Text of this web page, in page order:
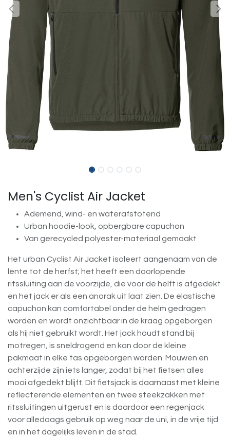
Men's Cyclist Air Jacket
Ademend, wind- en waterafstotend
Urban hoodie-look, opbergbare capuchon
Van gerecycled polyester-materiaal gemaakt
Het urban Cyclist Air Jacket isoleert aangenaam van de
lente tot de herfst; het heeft een doorlopende
ritssluiting aan de voorzijde, die voor de helft is afgedekt
en het jack er als een anorak uit laat zien. De elastische
capuchon kan comfortabel onder de helm gedragen
worden en wordt onzichtbaar in de kraag opgeborgen
als hij niet gebruikt wordt. Het jack houdt stand bij
motregen, is sneldrogend en kan door de kleine
pakmaat in elke tas opgeborgen worden. Mouwen en
achterzijde zijn iets langer, zodat bij het fietsen alles
mooi afgedekt blijft. Dit fietsjack is daarnaast met kleine
reflecterende elementen en twee steekzakken met
ritssluitingen uitgerust en is daardoor een regenjack
voor alledaags gebruik op weg naar de uni, in de vrije tijd
en in het dagelijks leven in de stad.